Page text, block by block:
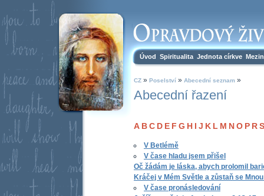
Úvod Spiritualita Jednota církve
CZ » Poselství » Abecední seznam »
Abecední řazení
A BC D E F G H I J K L M NO P RS
V Betlémě
V čase hladu jsem přišel
Oč žádám je láska, abych prolomil
Kráčej v Mém Světle a zůstaň se
V čase pronásledování